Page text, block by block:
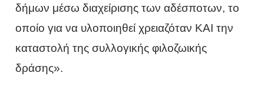
δήμων μέσω διαχείρισης των αδέσποτων, το
οποίο για να υλοποιηθεί χρειαζόταν ΚΑΙ την
καταστολή της συλλογικής φιλοζωικής
δράσης».